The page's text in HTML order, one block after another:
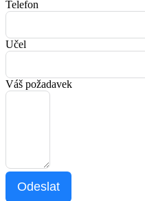
Telefon
Učel
Váš požadavek
Odeslat